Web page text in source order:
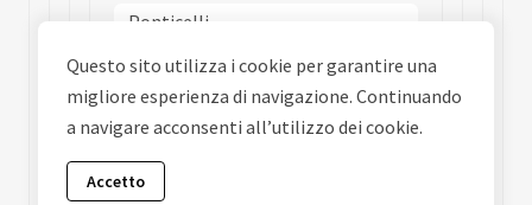
Ponticelli
Porto
Posillipo
San Carlo Allarena
Questo sito utilizza i cookie per garantire una
migliore esperienza di navigazione. Continuando
a navigare acconsenti all’utilizzo dei cookie.
Accetto